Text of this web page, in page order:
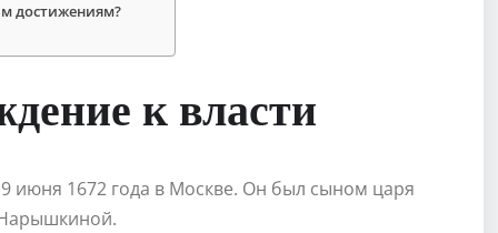
достижениям?
к власти
июня 1672 года в Москве. Он был сыном царя